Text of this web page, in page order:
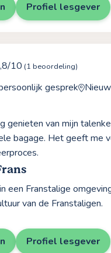
Profiel lesgever
10 (1 beoordeling)
gesprek
genieten van mijn
bagage. Het geeft me
een Franstalige
van de Franstaligen.
Profiel lesgever